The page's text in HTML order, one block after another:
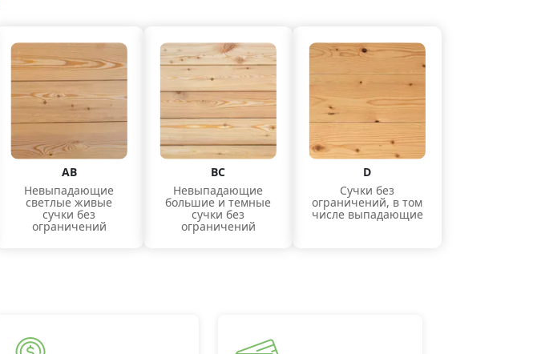
АВ
Невыпадающие
светлые живые
сучки без
ограничений
ВС
Невыпадающие
большие и темные
сучки без
ограничений
D
Сучки без
ограничений, в том
числе выпадающие